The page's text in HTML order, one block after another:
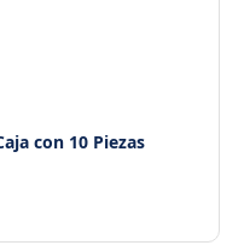
con 10 Piezas